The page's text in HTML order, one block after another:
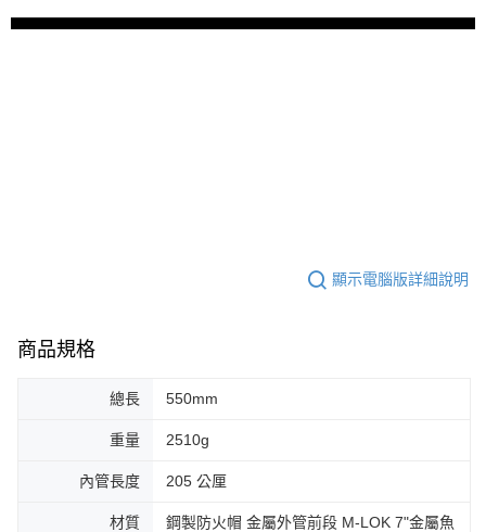
顯示電腦版詳細說明
商品規格
總長 550mm
重量 2510g
內管長度 205 公厘
材質
鋼製防火帽 金屬外管前段 M-LOK 7"金屬魚